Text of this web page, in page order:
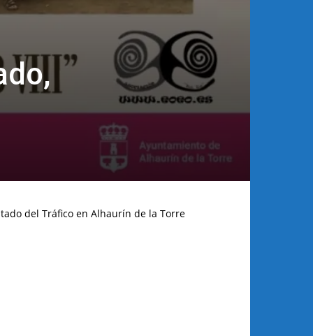
del Tráfico en Alhaurín de la Torre